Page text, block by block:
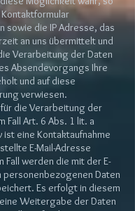
sowie die IP Adresse, das
an uns übermittelt und
Verarbeitung der Daten
Absendevorgangs Ihre
und auf diese
verwiesen.
die Verarbeitung der
Fall Art. 6 Abs. 1 lit. a
ist eine Kontaktaufnahme
E-Mail-Adresse
Fall werden die mit der E-
Daten
Es erfolgt in diesem
Weitergabe der Daten